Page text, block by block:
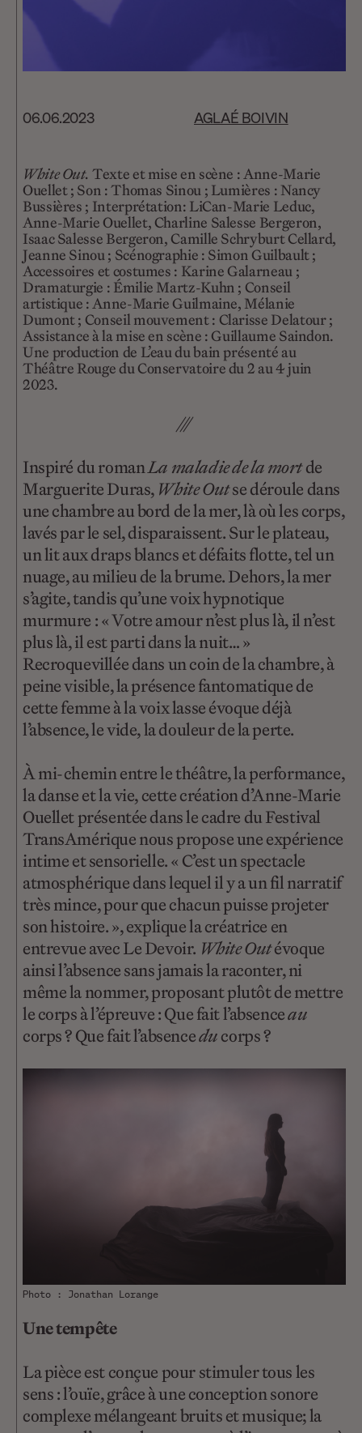
06.06.2023 AGLAÉ BOIVIN
White Out. Texte et mise en scène : Anne-Marie
Ouellet ; Son : Thomas Sinou ; Lumières : Nancy
Bussières ; Interprétation: LiCan-Marie Leduc,
Anne-Marie Ouellet, Charline Salesse Bergeron,
Isaac Salesse Bergeron, Camille Schryburt Cellard,
Jeanne Sinou ; Scénographie : Simon Guilbault ;
Accessoires et costumes : Karine Galarneau ;
Dramaturgie : Émilie Martz-Kuhn ; Conseil
artistique : Anne-Marie Guilmaine, Mélanie
Dumont ; Conseil mouvement : Clarisse Delatour ;
Assistance à la mise en scène : Guillaume Saindon.
Une production de L’eau du bain présenté au
Théâtre Rouge du Conservatoire du 2 au 4 juin
2023.
///
Inspiré du romanLa maladie de la mortde
Marguerite Duras, White Outse déroule dans
une chambre au bord de la mer, là où les corps,
lavés par le sel, disparaissent. Sur le plateau,
un lit aux draps blancs et défaits flotte, tel un
nuage, au milieu de la brume. Dehors, la mer
s’agite, tandis qu’une voix hypnotique
murmure : « Votre amour n’est plus là, il n’est
plus là, il est parti dans la nuit… »
Recroquevillée dans un coin de la chambre, à
peine visible, la présence fantomatique de
cette femme à la voix lasse évoque déjà
l’absence, le vide, la douleur de la perte.
À mi-chemin entre le théâtre, la performance,
la danse et la vie, cette création d’Anne-Marie
Ouellet présentée dans le cadre du Festival
TransAmérique nous propose une expérience
intime et sensorielle. « C’est un spectacle
atmosphérique dans lequel il y a un fil narratif
très mince, pour que chacun puisse projeter
son histoire. », explique la créatrice en
entrevue avec Le Devoir. White Outévoque
ainsi l’absence sans jamais la raconter, ni
même la nommer, proposant plutôt de mettre
le corps à l’épreuve : Que fait l’absenceau
corps ? Que fait l’absenceducorps ?
Photo : Jonathan Lorange
Une tempête
La pièce est conçue pour stimuler tous les
sens : l’ouïe, grâce à une conception sonore
complexe mélangeant bruits et musique; la